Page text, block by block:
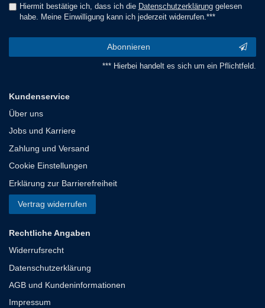
Hiermit bestätige ich, dass ich die Daten­schutz­erklärunggelesen
habe. Meine Einwilligung kann ich jederzeit widerrufen.***
Abonnieren
*** Hierbei handelt es sich um ein Pflichtfeld.
Kundenservice
Über uns
Jobs und Karriere
Zahlung und Versand
Cookie Einstellungen
Erklärung zur Barrierefreiheit
Vertrag widerrufen
Rechtliche Angaben
Widerrufsrecht
Datenschutzerklärung
AGB und Kundeninformationen
Impressum